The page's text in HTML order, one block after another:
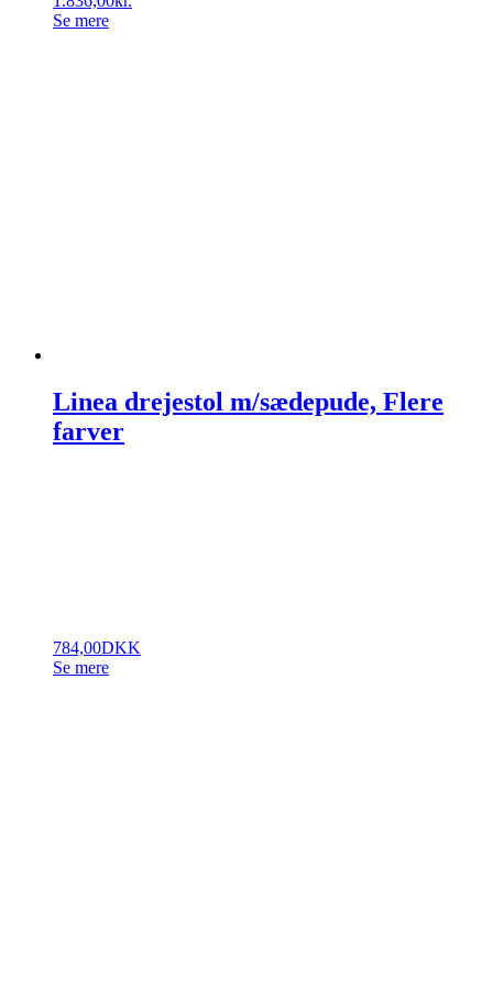
Se mere
Linea drejestol m/sædepude, Flere
farver
784,00DKK
Se mere